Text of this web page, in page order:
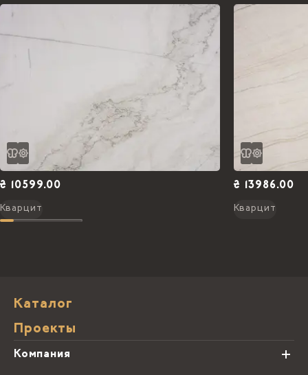
₴ 10599.00
Кварцит
₴ 13986.00
Кварцит
Каталог
Проекты
Компания